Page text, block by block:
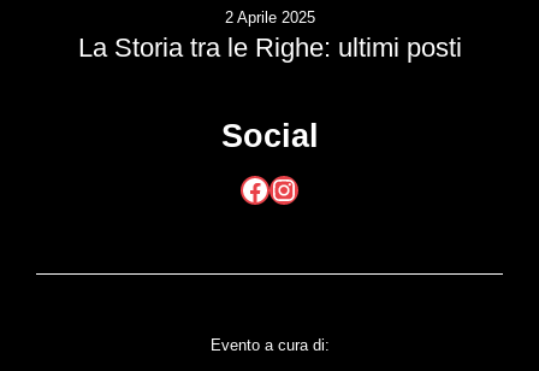
2 Aprile 2025
La Storia tra le Righe: ultimi posti
Social
Facebook Instagram
Evento a cura di: